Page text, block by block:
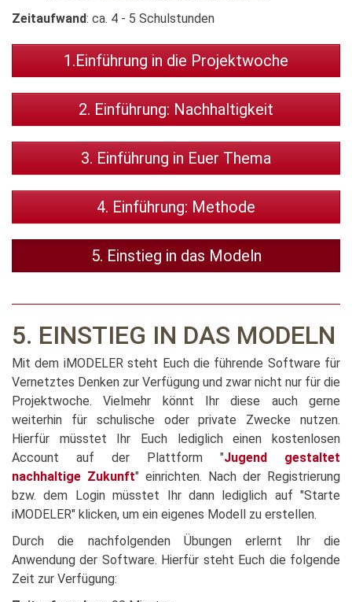
Zeitaufwand: ca. 4 - 5 Schulstunden
1.Einführung in die Projektwoche
2. Einführung: Nachhaltigkeit
3. Einführung in Euer Thema
4. Einführung: Methode
5. Einstieg in das Modeln
5. EINSTIEG IN DAS MODELN
Mit dem iMODELER steht Euch die führende Software für
Vernetztes Denken zur Verfügung und zwar nicht nur für die
Projektwoche. Vielmehr könnt Ihr diese auch gerne
weiterhin für schulische oder private Zwecke nutzen.
Hierfür müsstet Ihr Euch lediglich einen kostenlosen
Account auf der Plattform "Jugend gestaltet
nachhaltige Zukunft" einrichten. Nach der Registrierung
bzw. dem Login müsstet Ihr dann lediglich auf "Starte
iMODELER" klicken, um ein eigenes Modell zu erstellen.
Durch die nachfolgenden Übungen erlernt Ihr die
Anwendung der Software. Hierfür steht Euch die folgende
Zeit zur Verfügung: